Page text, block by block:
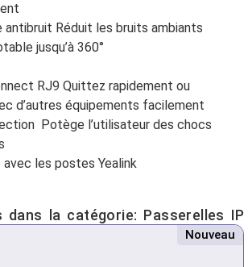
antibruit Réduit les bruits ambiants
jusqu’à 360°
RJ9 Quittez rapidement ou
d’autres équipements facilement
Potège l’utilisateur des chocs
les postes Yealink
dans la catégorie: Passerelles IP
Nouveau